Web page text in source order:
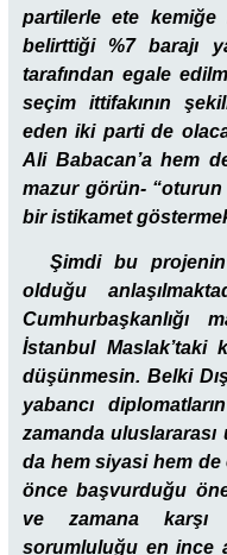
partilerle ete kemiğe
belirttiği %7 barajı
tarafından egale
seçim ittifakının
eden iki parti de
Ali Babacan’a hem
mazur görün-
bir istikamet
Şimdi bu projenin
olduğu
Cumhurbaşkanlığı
İstanbul Maslak’taki
düşünmesin. Belki
yabancı
zamanda
da hem siyasi hem de
önce başvurduğu
ve zamana karşı
sorumluluğu en ince